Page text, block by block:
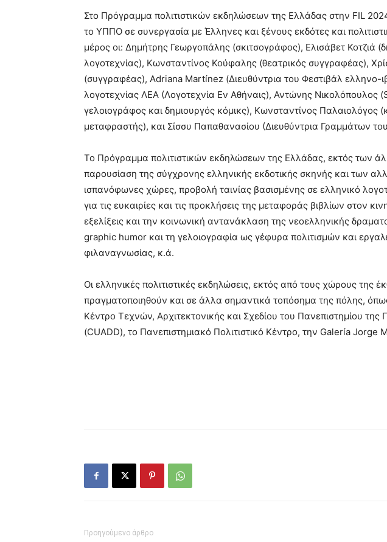
Στο Πρόγραμμα πολιτιστικών εκδηλώσεων της Ελλάδας στην FIL
το ΥΠΠΟ σε συνεργασία με Έλληνες και ξένους εκδότες και
μέρος οι: Δημήτρης Γεωργοπάλης (σκιτσογράφος), Ελισάβετ Κοτζιά
λογοτεχνίας), Κωνσταντίνος Κούφαλης (θεατρικός συγγραφέας),
(συγγραφέας), Adriana Martínez (Διευθύντρια του Φεστιβάλ ελληνο-
λογοτεχνίας ΛΕΑ (Λογοτεχνία Εν Αθήναις), Αντώνης Νικολόπουλος
γελοιογράφος και δημιουργός κόμικς), Κωνσταντίνος Παλαιολόγος
μεταφραστής), και Σίσσυ Παπαθανασίου (Διευθύντρια Γραμμάτων
Το Πρόγραμμα πολιτιστικών εκδηλώσεων της Ελλάδας, εκτός των
παρουσίαση της σύγχρονης ελληνικής εκδοτικής σκηνής και των
ισπανόφωνες χώρες, προβολή ταινίας βασισμένης σε ελληνικό
για τις ευκαιρίες και τις προκλήσεις της μεταφοράς βιβλίων στον
εξελίξεις και την κοινωνική αντανάκλαση της νεοελληνικής
graphic humor και τη γελοιογραφία ως γέφυρα πολιτισμών και
φιλαναγνωσίας, κ.ά.
Οι ελληνικές πολιτιστικές εκδηλώσεις, εκτός από τους χώρους της
πραγματοποιηθούν και σε άλλα σημαντικά τοπόσημα της πόλης,
Κέντρο Τεχνών, Αρχιτεκτονικής και Σχεδίου του Πανεπιστημίου
(CUADD), το Πανεπιστημιακό Πολιτιστικό Κέντρο, την Galería Jorge
Προηγούμενο άρθρο